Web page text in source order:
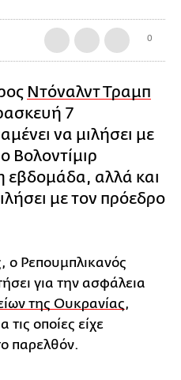
0
Ντόναλντ Τραμπ
7
να μιλήσει με
Βολοντίμιρ
εβδομάδα, αλλά και
με τον πρόεδρο
ο Ρεπουμπλικανός
για την ασφάλεια
της Ουκρανίας,
τις οποίες είχε
παρελθόν.